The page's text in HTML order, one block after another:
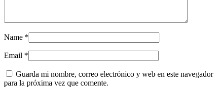
Name *
Email *
Guarda mi nombre, correo electrónico y web en este navegador
para la próxima vez que comente.